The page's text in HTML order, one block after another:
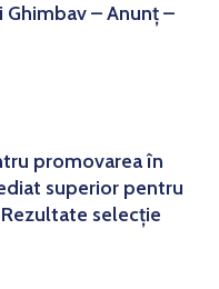
– Anunț –
promovarea în
superior pentru
selecție